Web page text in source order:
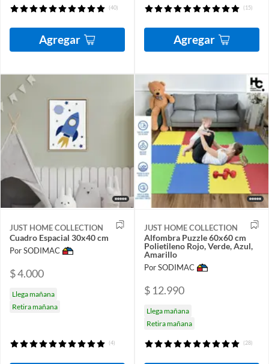
(40)
Agregar
(15)
Agregar
JUST HOME COLLECTION
Cuadro Espacial 30x40 cm
Por SODIMAC
$ 4.000
Llega mañana
Retira mañana
(4)
JUST HOME COLLECTION
Alfombra Puzzle 60x60 cm
Polietileno Rojo, Verde, Azul,
Amarillo
Por SODIMAC
$ 12.990
Llega mañana
Retira mañana
(28)